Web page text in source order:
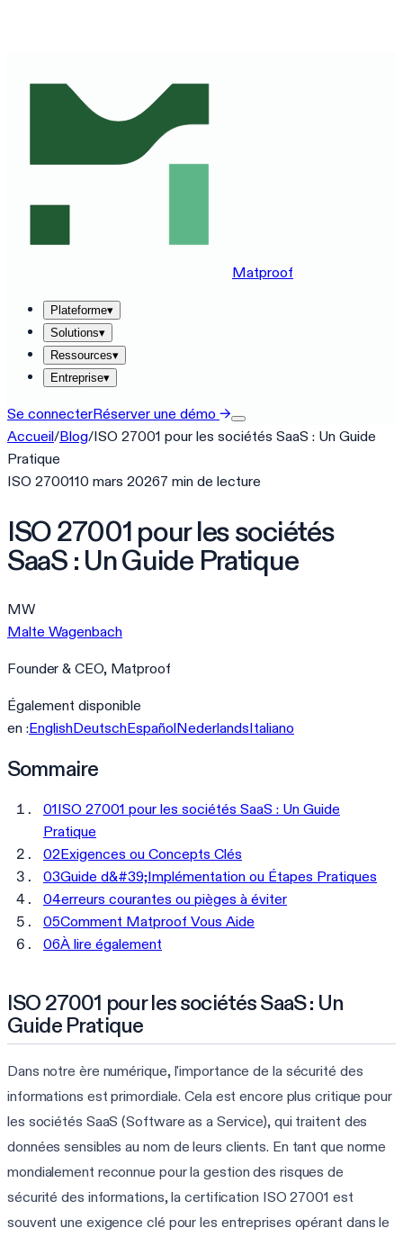
Matproof
Plateforme▾
Solutions▾
Ressources▾
Entreprise▾
Se connecterRéserver une démo →
Accueil/Blog/ISO 27001 pour les sociétés SaaS : Un Guide
Pratique
ISO 2700110 mars 20267 min de lecture
ISO 27001 pour les sociétés
SaaS : Un Guide Pratique
MW
Malte Wagenbach
Founder & CEO, Matproof
Également disponible
en :EnglishDeutschEspañolNederlandsItaliano
Sommaire
01ISO 27001 pour les sociétés SaaS : Un Guide
Pratique
02Exigences ou Concepts Clés
03Guide d&#39;Implémentation ou Étapes Pratiques
04erreurs courantes ou pièges à éviter
05Comment Matproof Vous Aide
06À lire également
ISO 27001 pour les sociétés SaaS : Un
Guide Pratique
Dans notre ère numérique, l'importance de la sécurité des
informations est primordiale. Cela est encore plus critique pour
les sociétés SaaS (Software as a Service), qui traitent des
données sensibles au nom de leurs clients. En tant que norme
mondialement reconnue pour la gestion des risques de
sécurité des informations, la certification ISO 27001 est
souvent une exigence clé pour les entreprises opérant dans le